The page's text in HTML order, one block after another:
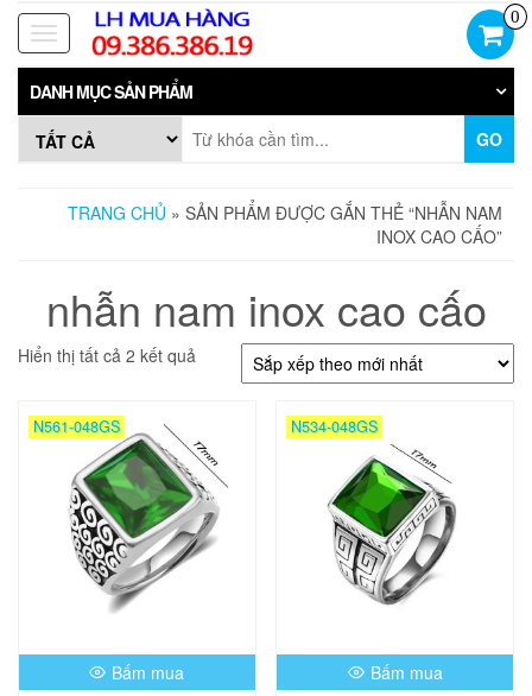
Skip
the
content
Toggle
navigation
0
DANH MỤC SẢN PHẨM
GO
TRANG CHỦ » SẢN PHẨM ĐƯỢC GẮN THẺ “NHẪN NAM
INOX CAO CẤO”
nhẫn nam inox cao cấo
Hiển thị tất cả 2 kết quả
mới
nhất
N561-048GS
Bấm mua
N534-048GS
Bấm mua